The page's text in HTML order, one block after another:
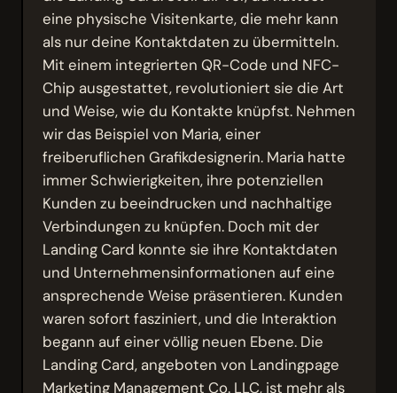
eine physische Visitenkarte, die mehr kann
als nur deine Kontaktdaten zu übermitteln.
Mit einem integrierten QR-Code und NFC-
Chip ausgestattet, revolutioniert sie die Art
und Weise, wie du Kontakte knüpfst. Nehmen
wir das Beispiel von Maria, einer
freiberuflichen Grafikdesignerin. Maria hatte
immer Schwierigkeiten, ihre potenziellen
Kunden zu beeindrucken und nachhaltige
Verbindungen zu knüpfen. Doch mit der
Landing Card konnte sie ihre Kontaktdaten
und Unternehmensinformationen auf eine
ansprechende Weise präsentieren. Kunden
waren sofort fasziniert, und die Interaktion
begann auf einer völlig neuen Ebene. Die
Landing Card, angeboten von Landingpage
Marketing Management Co. LLC, ist mehr als